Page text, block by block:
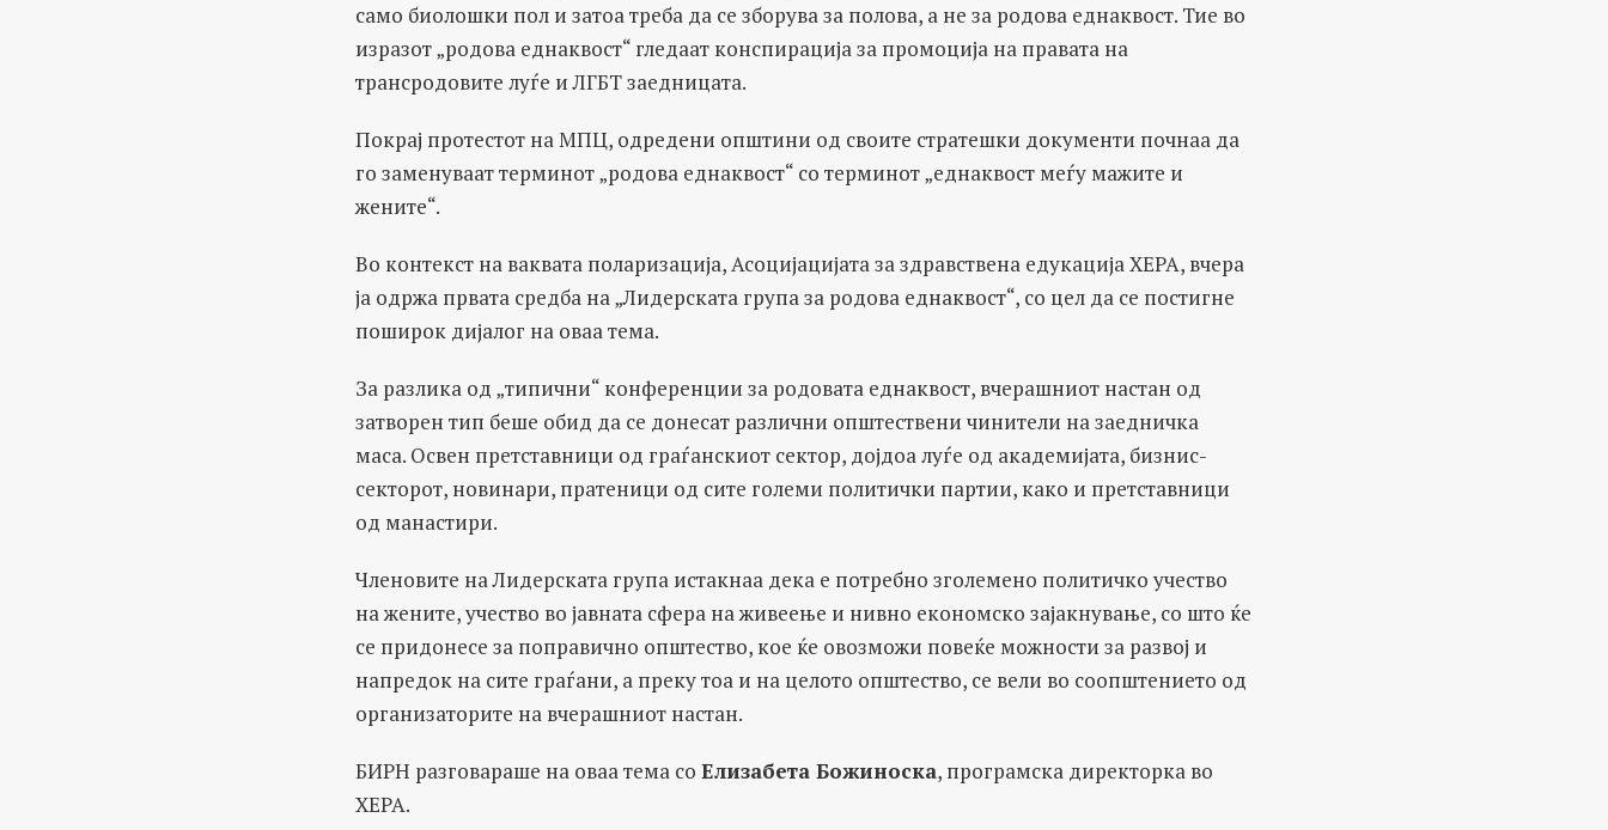
само биолошки пол и затоа треба да се зборува за полова, а не за родова еднаквост. Тие во
изразот „родова еднаквост“ гледаат конспирација за промоција на правата на
трансродовите луѓе и ЛГБТ заедницата.
Покрај протестот на МПЦ, одредени општини од своите стратешки документи почнаа да
го заменуваат терминот „родова еднаквост“ со терминот „еднаквост меѓу мажите и
жените“.
Во контекст на ваквата поларизација, Асоцијацијата за здравствена едукација ХЕРА, вчера
ја одржа првата средба на „Лидерската група за родова еднаквост“, со цел да се постигне
поширок дијалог на оваа тема.
За разлика од „типични“ конференции за родовата еднаквост, вчерашниот настан од
затворен тип беше обид да се донесат различни општествени чинители на заедничка
маса. Освен претставници од граѓанскиот сектор, дојдоа луѓе од академијата, бизнис-
секторот, новинари, пратеници од сите големи политички партии, како и претставници
од манастири.
Членовите на Лидерската група истакнаа дека е потребно зголемено политичко учество
на жените, учество во јавната сфера на живеење и нивно економско зајакнување, со што ќе
се придонесе за поправично општество, кое ќе овозможи повеќе можности за развој и
напредок на сите граѓани, а преку тоа и на целото општество, се вели во соопштението од
организаторите на вчерашниот настан.
БИРН разговараше на оваа тема со Елизабета Божиноска, програмска директорка во
ХЕРА.